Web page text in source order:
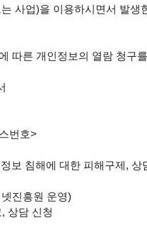
사업)을 이용하시면서 발생
따른 개인정보의 열람 청
번호>
보 침해에 대한 피해구제,
진흥원 운영)
상담 신청